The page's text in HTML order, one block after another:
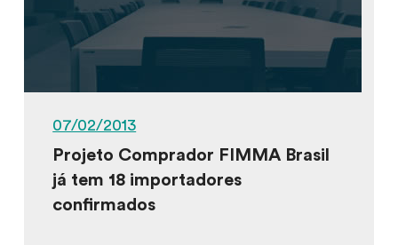
07/02/2013
Projeto Comprador FIMMA Brasil
já tem 18 importadores
confirmados